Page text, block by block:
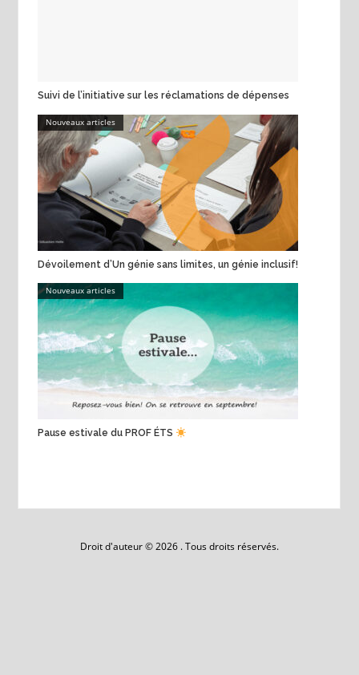
Suivi de l’initiative sur les réclamations de dépenses
Nouveaux articles
Dévoilement d’Un génie sans limites, un génie inclusif!
Nouveaux articles
Pause estivale du PROF ÉTS
Droit d'auteur © 2026 . Tous droits réservés.